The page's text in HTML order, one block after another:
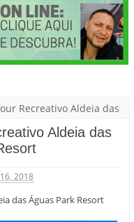
Recreativo Aldeia das
Aldeia das
2018
das Águas Park Resort